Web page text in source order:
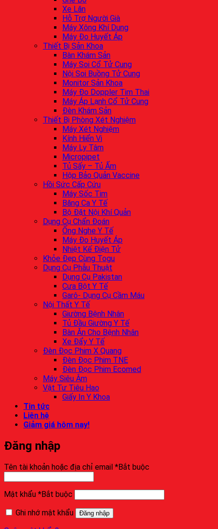
Xe Lăn
Hỗ Trợ Người Già
Máy Xông Khí Dung
Máy Đo Huyết Áp
Thiết Bị Sản Khoa
Bàn Khám Sản
Máy Soi Cổ Tử Cung
Nội Soi Buồng Tử Cung
Monitor Sản Khoa
Máy Đo Doppler Tim Thai
Máy Áp Lạnh Cổ Tử Cung
Đèn Khám Sản
Thiết Bị Phòng Xét Nghiệm
Máy Xét Nghiệm
Kính Hiển Vi
Máy Ly Tâm
Micropipet
Tủ Sấy – Tủ Ấm
Hộp Bảo Quản Vaccine
Hồi Sức Cấp Cứu
Máy Sốc Tim
Băng Ca Y Tế
Bộ Đặt Nội Khí Quản
Dụng Cụ Chẩn Đoán
Ống Nghe Y Tế
Máy Đo Huyết Áp
Nhiệt Kế Điện Tử
Khỏe Đẹp Cùng Togu
Dụng Cụ Phẫu Thuật
Dụng Cụ Pakistan
Cưa Bột Y Tế
Garô- Dụng Cụ Cầm Máu
Nội Thất Y Tế
Giường Bệnh Nhân
Tủ Đầu Giường Y Tế
Bàn Ăn Cho Bệnh Nhân
Xe Đẩy Y Tế
Đèn Đọc Phim X Quang
Đèn Đọc Phim TNE
Đèn Đọc Phim Ecomed
Máy Siêu Âm
Vật Tư Tiêu Hao
Giấy In Y Khoa
Tin tức
Liên hệ
Giảm giá hôm nay!
Đăng nhập
Tên tài khoản hoặc địa chỉ email *Bắt buộc
Mật khẩu *Bắt buộc
Ghi nhớ mật khẩu
Đăng nhập